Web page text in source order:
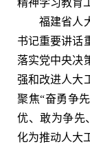
福建省人大
书记重要讲话
落实党中央决
强和改进人大
聚焦“奋勇争
优、敢为争先
化为推动人大